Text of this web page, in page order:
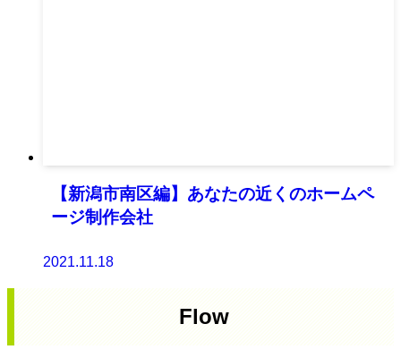
【新潟市南区編】あなたの近くのホームペ
ージ制作会社
2021.11.18
Flow